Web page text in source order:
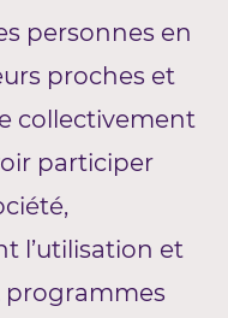
personnes en
proches et
collectivement
participer
l’utilisation et
programmes